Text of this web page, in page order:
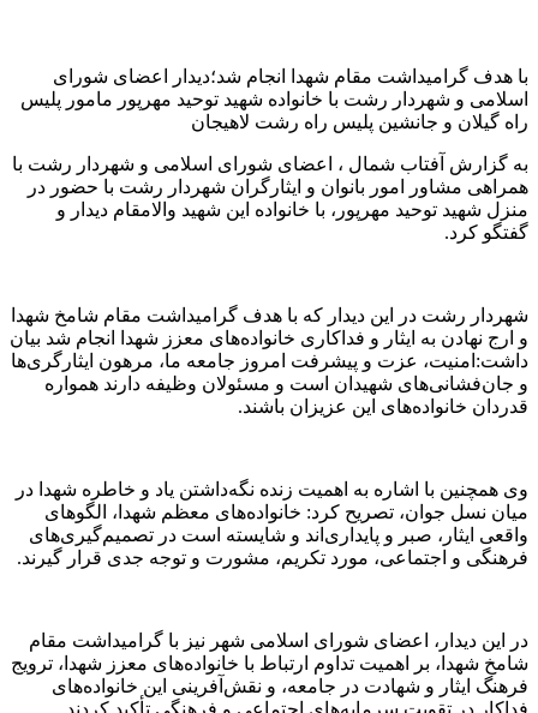
با هدف گرامیداشت مقام شهدا انجام شد؛دیدار اعضای شورای
اسلامی و شهردار رشت با خانواده شهید توحید مهرپور مامور پلیس
راه گیلان و جانشین پلیس راه رشت لاهیجان
به گزارش آفتاب شمال ، اعضای شورای اسلامی و شهردار رشت با
همراهی مشاور امور بانوان و ایثارگران شهردار رشت با حضور در
منزل شهید توحید مهرپور، با خانواده این شهید والامقام دیدار و
گفتگو کرد.
شهردار رشت در این دیدار که با هدف گرامیداشت مقام شامخ شهدا
و ارج نهادن به ایثار و فداکاری خانواده‌های معزز شهدا انجام شد بیان
داشت:امنیت، عزت و پیشرفت امروز جامعه ما، مرهون ایثارگری‌ها
و جان‌فشانی‌های شهیدان است و مسئولان وظیفه دارند همواره
قدردان خانواده‌های این عزیزان باشند.
وی همچنین با اشاره به اهمیت زنده نگه‌داشتن یاد و خاطره شهدا در
میان نسل جوان، تصریح کرد: خانواده‌های معظم شهدا، الگوهای
واقعی ایثار، صبر و پایداری‌اند و شایسته است در تصمیم‌گیری‌های
فرهنگی و اجتماعی، مورد تکریم، مشورت و توجه جدی قرار گیرند.
در این دیدار، اعضای شورای اسلامی شهر نیز با گرامیداشت مقام
شامخ شهدا، بر اهمیت تداوم ارتباط با خانواده‌های معزز شهدا، ترویج
فرهنگ ایثار و شهادت در جامعه، و نقش‌آفرینی این خانواده‌های
فداکار در تقویت سرمایه‌های اجتماعی و فرهنگی تأکید کردند.